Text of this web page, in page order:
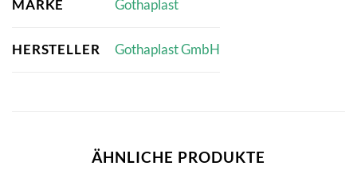
MARKE Gothaplast
HERSTELLER Gothaplast GmbH
ÄHNLICHE PRODUKTE